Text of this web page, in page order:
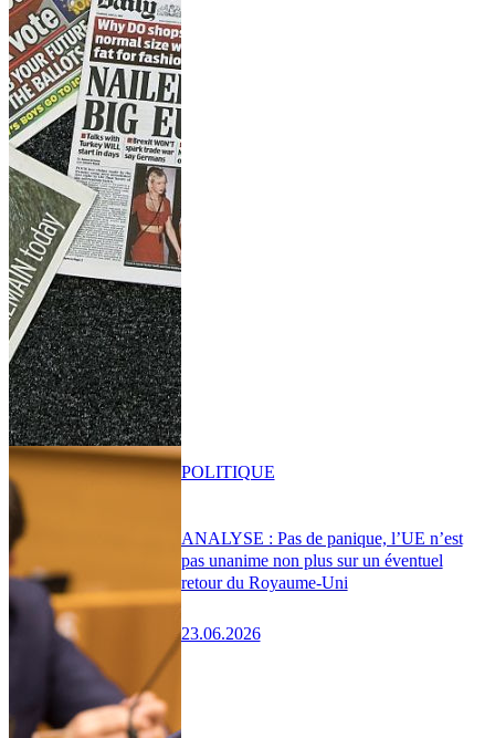
ANALYSE : Pas de panique, l’UE n’est
pas unanime non plus sur un éventuel
retour du Royaume-Uni
23.06.2026
POLITIQUE